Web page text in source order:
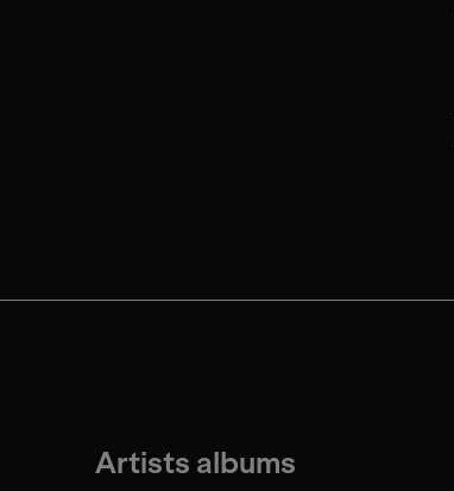
Artists albums